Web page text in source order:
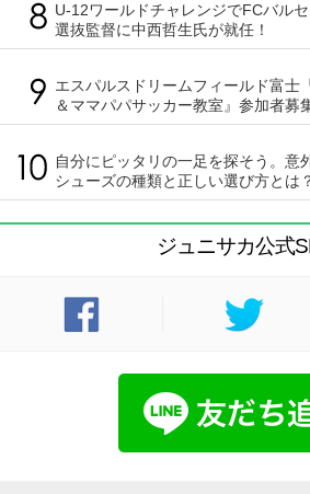
U-12ワールドチャレンジでFCバル
選抜監督に中西哲生氏が就任！
エスパルスドリームフィールド富士
＆ママパパサッカー教室』参加者募
自分にピッタリの一足を探そう。意
シューズの種類と正しい選び方とは
ジュニサカ公式